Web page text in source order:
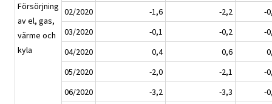
Försörjning
av el, gas,
värme och
kyla
02/2020
-1,6 -2,2
-
03/2020
-0,1 -0,2
-
04/2020
0,4 0,6
05/2020
-2,0 -2,1
-
06/2020
-3,2 -3,3 -